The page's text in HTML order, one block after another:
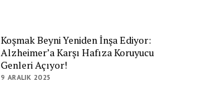
Koşmak Beyni Yeniden İnşa Ediyor:
Alzheimer’a Karşı Hafıza Koruyucu
Genleri Açıyor!
9 ARALIK 2025